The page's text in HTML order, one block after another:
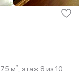
м², этаж 8 из 10.